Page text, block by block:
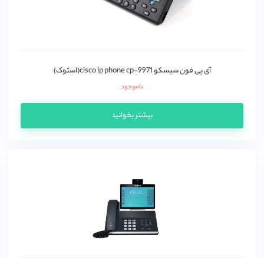
آی پی فون سیسکو cisco ip phone cp-9971(استوک)
ناموجود
بیشتر بخوانید